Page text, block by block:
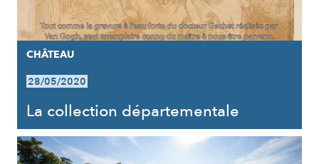
CHÂTEAU
28/05/2020
La collection départementale